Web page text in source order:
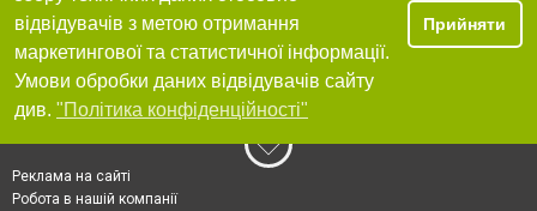
відвідувачів з метою отримання
маркетингової та статистичної інформації.
Умови обробки даних відвідувачів сайту
див. "Політика конфіденційності"
Прийняти
Реклама на сайті
Робота в нашій компанії